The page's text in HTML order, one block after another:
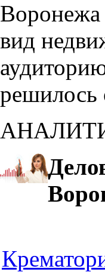
Воронежа
вид
решилось